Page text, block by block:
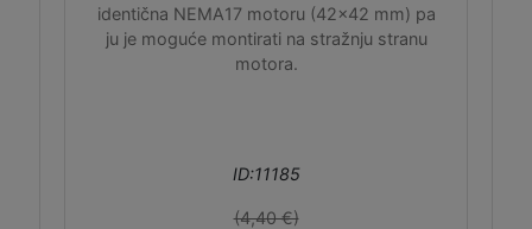
identična NEMA17 motoru (42x42 mm) pa
ju je moguće montirati na stražnju stranu
motora.
ID:11185
(4,40 €)